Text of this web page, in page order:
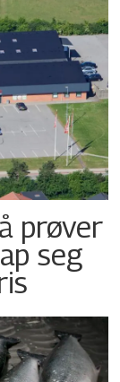
prøver
seg